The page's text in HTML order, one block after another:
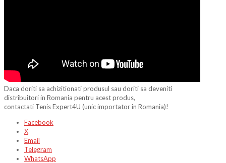
Daca doriti sa achizitionati produsul sau doriti sa deveniti
distribuitori in Romania pentru acest produs,
contactati Tenis Expert4U (unic importator in Romania)!
Facebook
X
Email
Telegram
WhatsApp